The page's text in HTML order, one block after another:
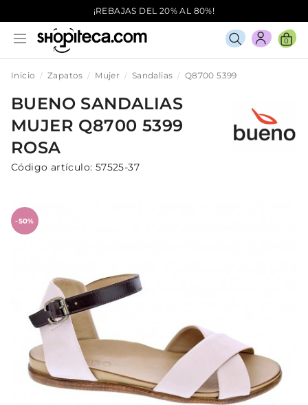
¡REBAJAS DEL 20% AL 80%!
0
Inicio Zapatos Mujer Sandalias Q8700 5399
BUENO SANDALIAS
MUJER Q8700 5399
ROSA
Código artículo: 57525-37
-50%